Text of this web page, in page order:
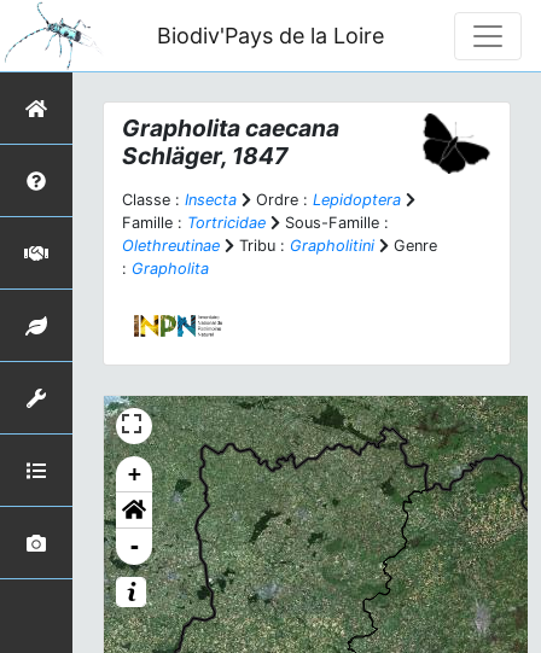
Biodiv'Pays de la Loire
Grapholita caecana
Schläger, 1847
Classe : Insecta Ordre : Lepidoptera
Famille : Tortricidae
Sous-Famille :
Olethreutinae
Tribu : Grapholitini
Genre
: Grapholita
+
-